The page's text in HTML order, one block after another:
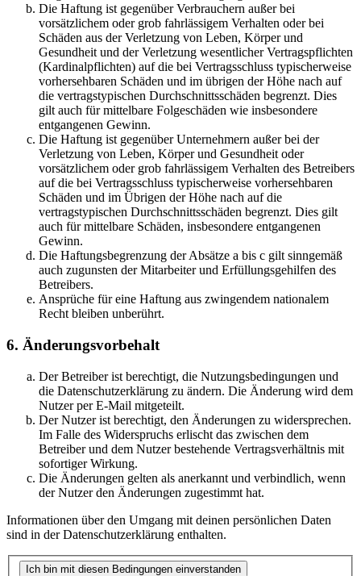
Die Haftung ist gegenüber Verbrauchern außer bei
vorsätzlichem oder grob fahrlässigem Verhalten oder bei
Schäden aus der Verletzung von Leben, Körper und
Gesundheit und der Verletzung wesentlicher Vertragspflichten
(Kardinalpflichten) auf die bei Vertragsschluss typischerweise
vorhersehbaren Schäden und im übrigen der Höhe nach auf
die vertragstypischen Durchschnittsschäden begrenzt. Dies
gilt auch für mittelbare Folgeschäden wie insbesondere
entgangenen Gewinn.
Die Haftung ist gegenüber Unternehmern außer bei der
Verletzung von Leben, Körper und Gesundheit oder
vorsätzlichem oder grob fahrlässigem Verhalten des Betreibers
auf die bei Vertragsschluss typischerweise vorhersehbaren
Schäden und im Übrigen der Höhe nach auf die
vertragstypischen Durchschnittsschäden begrenzt. Dies gilt
auch für mittelbare Schäden, insbesondere entgangenen
Gewinn.
Die Haftungsbegrenzung der Absätze a bis c gilt sinngemäß
auch zugunsten der Mitarbeiter und Erfüllungsgehilfen des
Betreibers.
Ansprüche für eine Haftung aus zwingendem nationalem
Recht bleiben unberührt.
6. Änderungsvorbehalt
Der Betreiber ist berechtigt, die Nutzungsbedingungen und
die Datenschutzerklärung zu ändern. Die Änderung wird dem
Nutzer per E-Mail mitgeteilt.
Der Nutzer ist berechtigt, den Änderungen zu widersprechen.
Im Falle des Widerspruchs erlischt das zwischen dem
Betreiber und dem Nutzer bestehende Vertragsverhältnis mit
sofortiger Wirkung.
Die Änderungen gelten als anerkannt und verbindlich, wenn
der Nutzer den Änderungen zugestimmt hat.
Informationen über den Umgang mit deinen persönlichen Daten
sind in der Datenschutzerklärung enthalten.